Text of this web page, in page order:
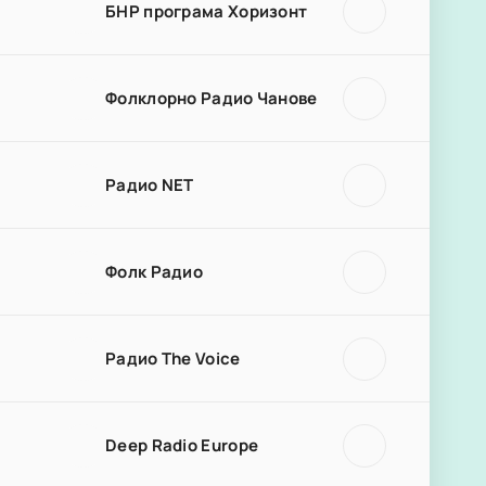
БНР програма Хоризонт
Фолклорно Радио Чанове
Радио NET
Фолк Радио
Радио The Voice
Deep Radio Europe